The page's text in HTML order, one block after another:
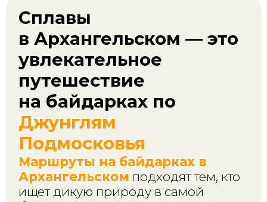
в Архангельском — это
увлекательное
путешествие
на байдарках по
Джунглям
Подмосковья
Маршруты на байдарках в
Архангельскомподходят тем, кто
ищет дикую природу в самой
близости от мегаполиса. Всего10
км от МКАДпо Новорижскому